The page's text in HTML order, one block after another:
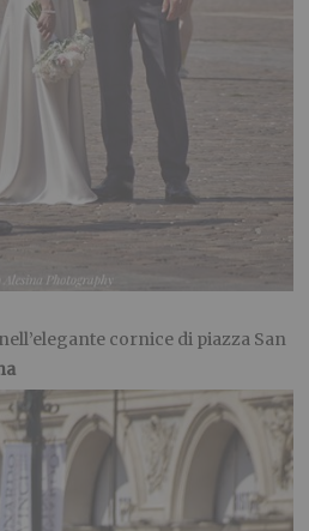
cornice di piazza San